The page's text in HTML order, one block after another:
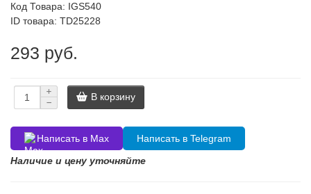
Код Товара: IGS540
ID товара: TD25228
293 руб.
В корзину
Написать в Max
Написать в Telegram
Наличие и цену уточняйте